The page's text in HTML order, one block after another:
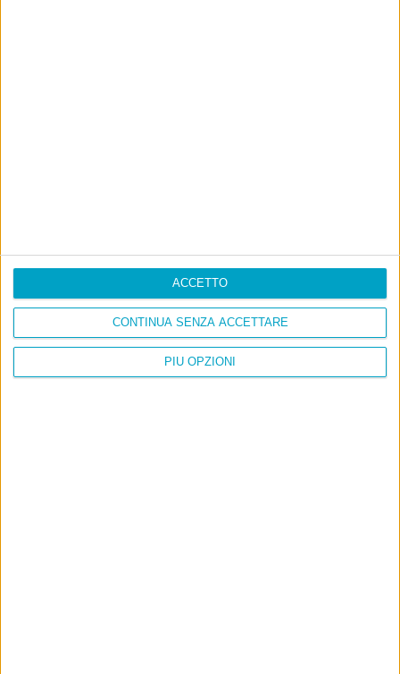
PIÙ OPZIONI
CONTINUA SENZA ACCETTARE
ACCETTO